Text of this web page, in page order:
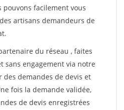
pouvons facilement vous
artisans demandeurs de
du réseau , faites
sans engagement via notre
demandes de devis et
fois la demande validée,
de devis enregistrées